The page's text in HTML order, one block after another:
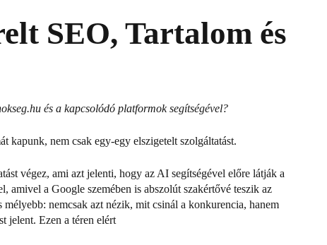
SEO, Tartalom és
és a kapcsolódó platformok segítségével?
kapunk, nem csak egy-egy elszigetelt szolgáltatást.
végez, ami azt jelenti, hogy az AI segítségével előre látják a
a Google szemében is abszolút szakértővé teszik az
nemcsak azt nézik, mit csinál a konkurencia, hanem
jelent. Ezen a téren elért